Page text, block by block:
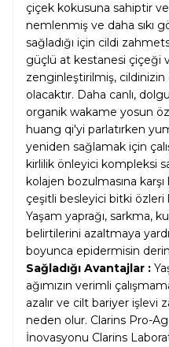
çiçek kokusuna sahiptir
nemlenmiş ve daha sıkı
sağladığı için cildi
güçlü at kestanesi çiçeği
zenginleştirilmiş, cildinizin
olacaktır. Daha canlı,
organik wakame yosun
huang qi'yi parlatırken
yeniden sağlamak için
kirlilik önleyici kompleksi
kolajen bozulmasına
çeşitli besleyici bitki özleri
Yaşam yaprağı, sarkma,
belirtilerini azaltmaya
boyunca epidermisin
Sağladığı Avantajlar :
ağımızın verimli
azalır ve cilt bariyer işlevi
neden olur. Clarins Pro-
İnovasyonu Clarins